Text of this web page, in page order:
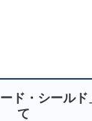
ド・シール
て